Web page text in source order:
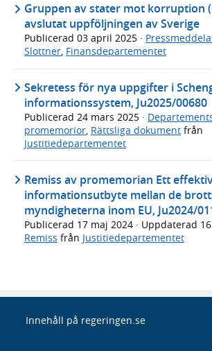
Gruppen av stater mot korruption
avslutat uppföljningen av Sverige
Publicerad 03 april 2025 ·
Slottner, Finansdepartementet
Sekretess för nya uppgifter i
informationssystem, Ju2025/00680
Publicerad 24 mars 2025 ·
promemorior, Rättsliga dokument från
Justitiedepartementet
Remiss av promemorian Ett
informationsutbyte mellan de
myndigheterna inom EU, Ju2024/
Publicerad 17 maj 2024 · Uppdaterad
Remiss från Justitiedepartementet
Innehåll på regeringen.se